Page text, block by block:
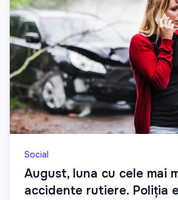
Social
August, luna cu cele mai
accidente rutiere. Poliția